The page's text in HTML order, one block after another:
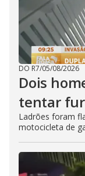
DO R7/05/08/2026
Dois
tentar
Ladrões foram
motocicleta de